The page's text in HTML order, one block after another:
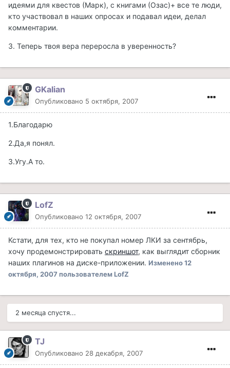
идеями для квестов (Марк), с книгами (Озас)+ все те люди,
кто участвовал в наших опросах и подавал идеи, делал
комментарии.
3. Теперь твоя вера переросла в уверенность?
GKalian
Опубликовано 5 октября, 2007
1.Благодарю
2.Да,я понял.
3.Угу.А то.
LofZ
Опубликовано 12 октября, 2007
Кстати, для тех, кто не покупал номер ЛКИ за сентябрь,
хочу продемонстрировать скриншот, как выглядит сборник
наших плагинов на диске-приложении. Изменено12
октября, 2007 пользователем LofZ
2 месяца спустя...
TJ
Опубликовано 28 декабря, 2007